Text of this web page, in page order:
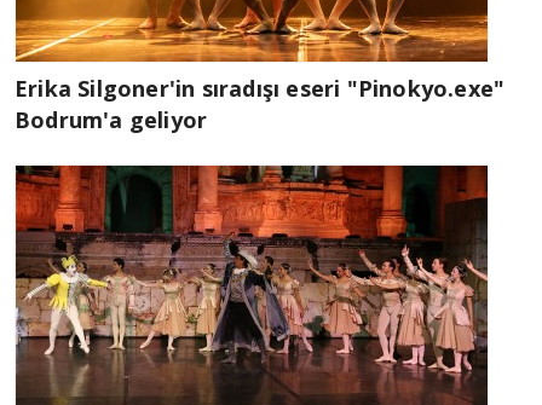
Erika Silgoner'in sıradışı eseri "Pinokyo.exe"
Bodrum'a geliyor